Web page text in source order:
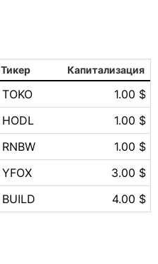
Тикер Капитализация
TOKO
1.00 $
HODL
1.00 $
RNBW
1.00 $
YFOX
3.00 $
BUILD 4.00 $